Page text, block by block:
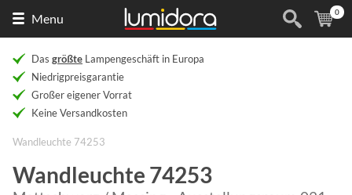
Menu (
0
Das größte Lampengeschäft in Europa
Niedrigpreisgarantie
Großer eigener Vorrat
Keine Versandkosten
Wandleuchte 74253
Wandleuchte 74253